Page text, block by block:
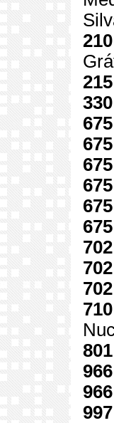
210
215
330
675
675
675
675
675
675
702
702
702
710
801
966
966
997